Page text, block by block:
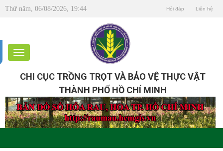
Thứ năm, 06/08/2026, 19:44 Hỏi đáp Liên hệ
CHI CỤC TRỒNG TRỌT VÀ BẢO VỆ THỰC VẬT
THÀNH PHỐ HỒ CHÍ MINH